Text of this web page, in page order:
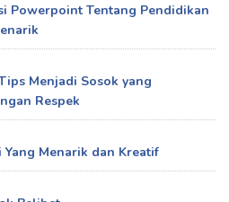
Powerpoint Tentang Pendidikan
Menjadi Sosok yang
Respek
Yang Menarik dan Kreatif